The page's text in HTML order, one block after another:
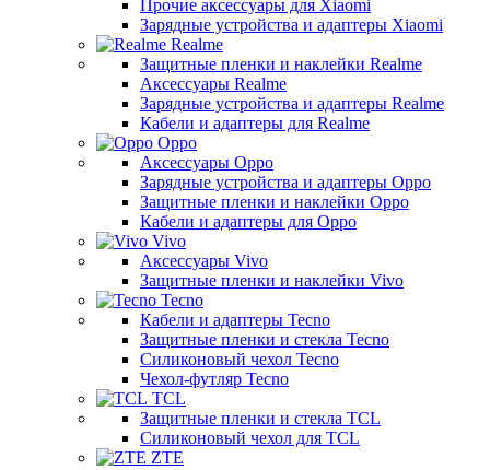
Прочие аксессуары для Xiaomi
Зарядные устройства и адаптеры Xiaomi
Realme
Защитные пленки и наклейки Realme
Аксессуары Realme
Зарядные устройства и адаптеры Realme
Кабели и адаптеры для Realme
Oppo
Аксессуары Oppo
Зарядные устройства и адаптеры Oppo
Защитные пленки и наклейки Oppo
Кабели и адаптеры для Oppo
Vivo
Аксессуары Vivo
Защитные пленки и наклейки Vivo
Tecno
Кабели и адаптеры Tecno
Защитные пленки и стекла Tecno
Силиконовый чехол Tecno
Чехол-футляр Tecno
TCL
Защитные пленки и стекла TCL
Силиконовый чехол для TCL
ZTE